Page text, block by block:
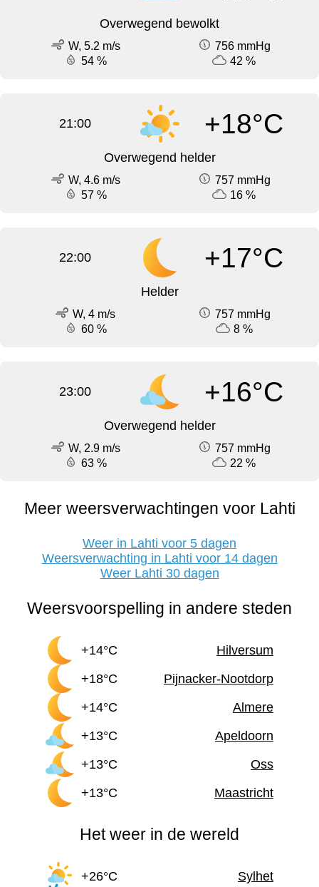
Overwegend bewolkt
W, 5.2 m/s
756 mmHg
54 %
42 %
21:00 +18°C
Overwegend helder
W, 4.6 m/s
757 mmHg
57 %
16 %
22:00 +17°C
Helder
W, 4 m/s
757 mmHg
60 %
8 %
23:00 +16°C
Overwegend helder
W, 2.9 m/s
757 mmHg
63 %
22 %
Meer weersverwachtingen voor Lahti
Weer in Lahti voor 5 dagen
Weersverwachting in Lahti voor 14 dagen
Weer Lahti 30 dagen
Weersvoorspelling in andere steden
+14°C
Hilversum
+18°C
Pijnacker-Nootdorp
+14°C
Almere
+13°C
Apeldoorn
+13°C
Oss
+13°C
Maastricht
Het weer in de wereld
+26°C Sylhet